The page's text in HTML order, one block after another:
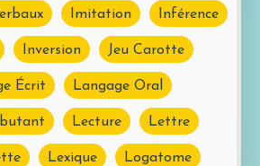
Imitation Inférence
Inversion Jeu Carotte
Écrit Langage Oral
Lecture Lettre
Lexique Logatome